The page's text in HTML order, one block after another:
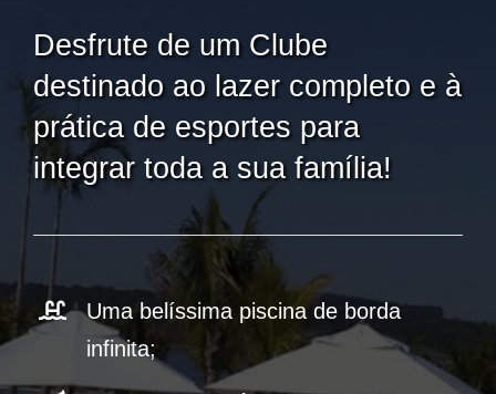
Desfrute de um Clube
destinado ao lazer completo e à
prática de esportes para
integrar toda a sua família!
Uma belíssima piscina de borda
infinita;